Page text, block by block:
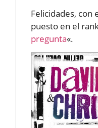
Felicidades, con
puesto en el
pregunta«.